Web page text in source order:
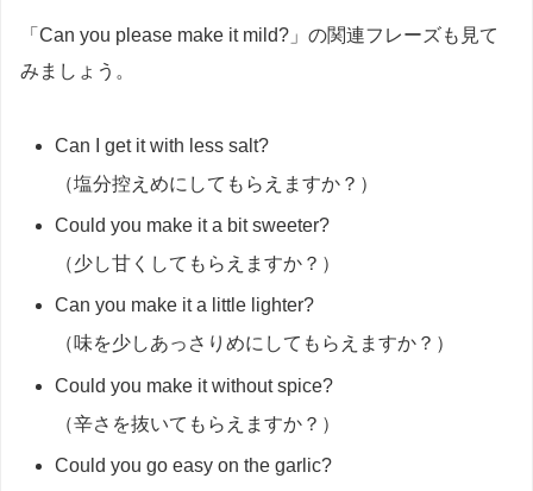
「Can you please make it mild?」の関連フレーズも見て
みましょう。
Can I get it with less salt?
（塩分控えめにしてもらえますか？）
Could you make it a bit sweeter?
（少し甘くしてもらえますか？）
Can you make it a little lighter?
（味を少しあっさりめにしてもらえますか？）
Could you make it without spice?
（辛さを抜いてもらえますか？）
Could you go easy on the garlic?